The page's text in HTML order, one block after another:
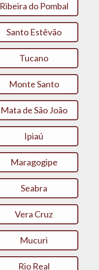
Ribeira do Pombal
Santo Estêvão
Tucano
Monte Santo
Mata de São João
Ipiaú
Maragogipe
Seabra
Vera Cruz
Mucuri
Rio Real